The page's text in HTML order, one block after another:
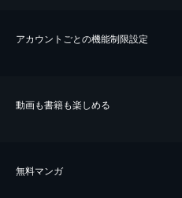
アカウントごとの機能制限設定
動画も書籍も楽しめる
無料マンガ